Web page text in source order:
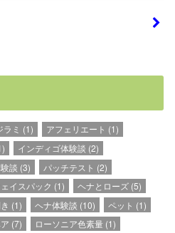
ミ (1) アフェリエート (1)
インディゴ体験談 (2)
談 (3) パッチテスト (2)
イスパック (1) ヘナとローズ(5)
(1) ヘナ体験談 (10) ペット (1)
(7) ローソニア色素量(1)